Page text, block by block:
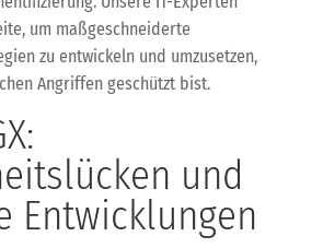
um maßgeschneiderte
zu entwickeln und umzusetzen,
Angriffen geschützt bist.
und
Entwicklungen